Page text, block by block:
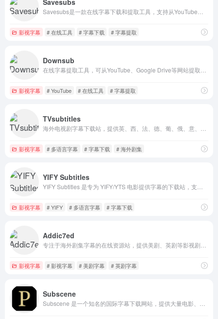
Savesubs
影视字幕 # 在线工具 # 字幕下载 # 字幕提取
Downsub
影视字幕 # YouTube # 在线工具 # 字幕提取
TVsubtitles
影视字幕 # 多语言字幕 # 字幕下载 # 海外剧集
YIFY Subtitles
影视字幕 # YIFY # 多语言字幕 # 字幕下载
Addic7ed
影视字幕 # 影视字幕 # 美剧字幕 # 英剧字幕
Subscene